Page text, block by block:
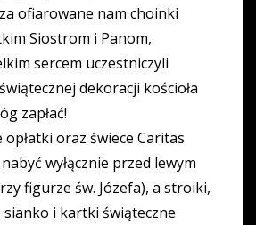
ofiarowane nam choinki
Siostrom i Panom,
sercem uczestniczyli
dekoracji kościoła
zapłać!
opłatki oraz świece Caritas
wyłącznie przed lewym
figurze św. Józefa), a stroiki,
sianko i kartki świąteczne